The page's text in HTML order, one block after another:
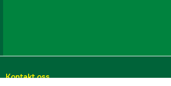
Kontakt oss